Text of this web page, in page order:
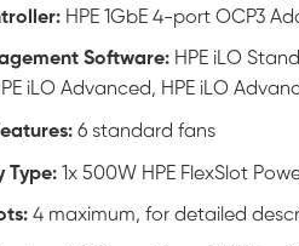
HPE 1GbE 4-port OCP3
Software: HPE iLO
iLO Advanced, HPE iLO
6 standard fans
Type: 1x 500W HPE FlexSlot
4 maximum, for detailed